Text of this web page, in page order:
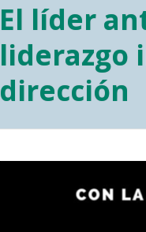
El líder
liderazgo
dirección